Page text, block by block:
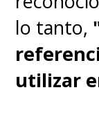
lo tanto,
utilizar